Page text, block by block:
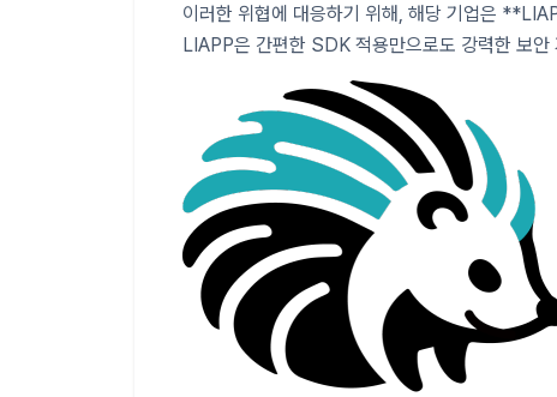
이러한 위협에 대응하기 위해, 해당 기업은
LIAPP은 간편한 SDK 적용만으로도 강력한 보